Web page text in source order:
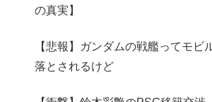
の真実】
【悲報】ガンダムの戦艦ってモビ
落とされるけど